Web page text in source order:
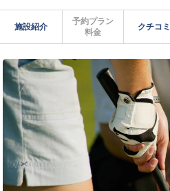
施設紹介
予約プラン
料金
クチコミ